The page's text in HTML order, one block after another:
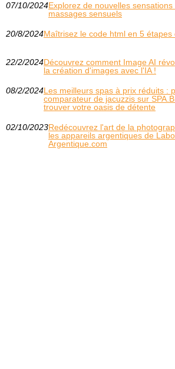
07/10/2024Explorez de nouvelles sensations
massages sensuels
20/8/2024Maîtrisez le code html en 5 étapes
22/2/2024Découvrez comment Image AI
la création d'images avec l'IA !
08/2/2024Les meilleurs spas à prix réduits :
comparateur de jacuzzis sur
trouver votre oasis de détente
02/10/2023Redécouvrez l'art de la
les appareils argentiques de
Argentique.com